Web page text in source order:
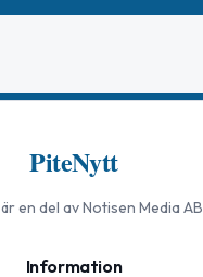
PiteNytt
är en del av Notisen Media AB
Information